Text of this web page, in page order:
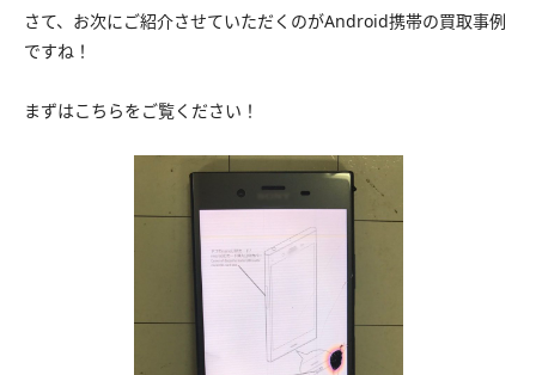
さて、お次にご紹介させていただくのがAndroid携帯の買取事例
ですね！
まずはこちらをご覧ください！